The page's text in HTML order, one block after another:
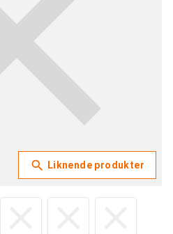
Liknende produkter